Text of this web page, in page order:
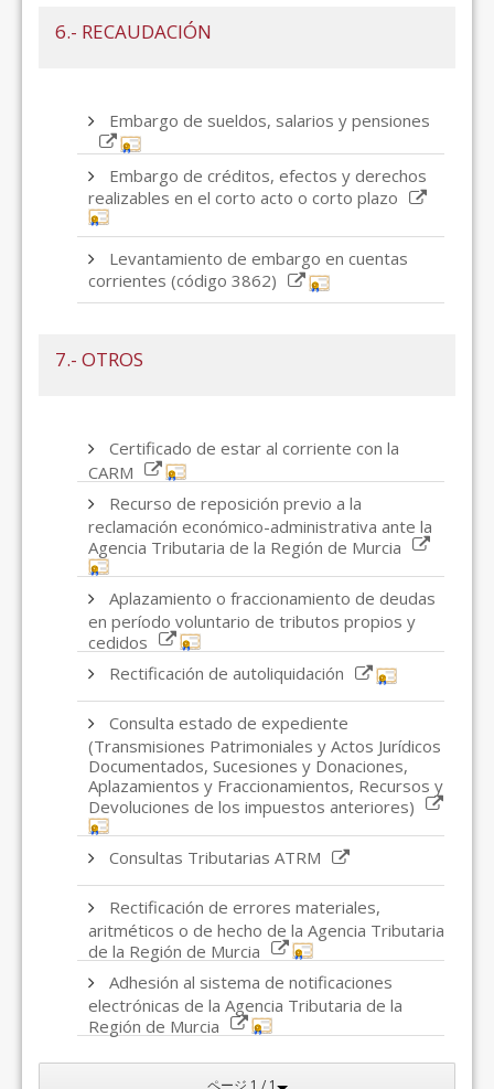
6.- RECAUDACIÓN
Embargo de sueldos, salarios y pensiones
Embargo de créditos, efectos y derechos
realizables en el corto acto o corto plazo
Levantamiento de embargo en cuentas
corrientes (código 3862)
7.- OTROS
Certificado de estar al corriente con la
CARM
Recurso de reposición previo a la
reclamación económico-administrativa ante la
Agencia Tributaria de la Región de Murcia
Aplazamiento o fraccionamiento de deudas
en período voluntario de tributos propios y
cedidos
Rectificación de autoliquidación
Consulta estado de expediente
(Transmisiones Patrimoniales y Actos Jurídicos
Documentados, Sucesiones y Donaciones,
Aplazamientos y Fraccionamientos, Recursos y
Devoluciones de los impuestos anteriores)
Consultas Tributarias ATRM
Rectificación de errores materiales,
aritméticos o de hecho de la Agencia Tributaria
de la Región de Murcia
Adhesión al sistema de notificaciones
electrónicas de la Agencia Tributaria de la
Región de Murcia
ページ 1 / 1